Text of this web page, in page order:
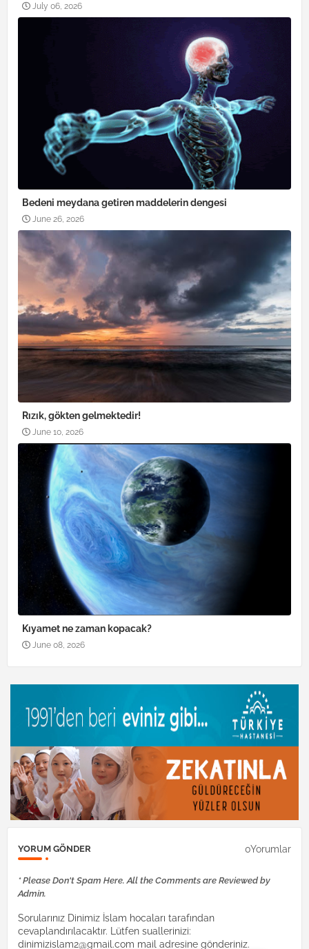
July 06, 2026
Bedeni meydana getiren maddelerin dengesi
June 26, 2026
Rızık, gökten gelmektedir!
June 10, 2026
Kıyamet ne zaman kopacak?
June 08, 2026
YORUM GÖNDER 0Yorumlar
* Please Don't Spam Here. All the Comments are Reviewed by
Admin.
Sorularınız Dinimiz İslam hocaları tarafından
cevaplandırılacaktır. Lütfen suallerinizi:
dinimizislam2@gmail.com mail adresine gönderiniz.